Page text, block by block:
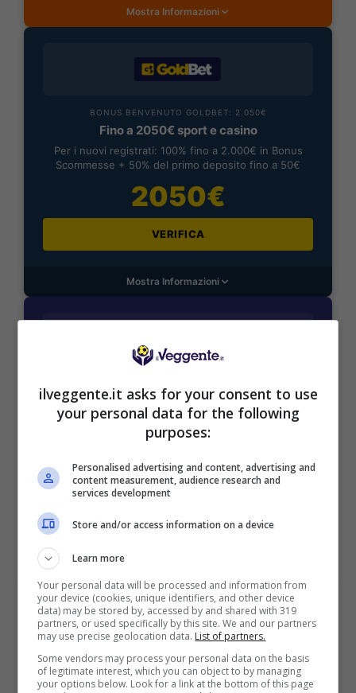
Mostra Informazioni
BONUS BENVENUTO GOLDBET: 2.050€
Fino a 2050€ sport e casino
Per i nuovi registrati: 100% fino a 2.000€ in Bonus
Scommesse + 50% del primo deposito fino a 50€
2050€
VERIFICA
Mostra Informazioni
Fino a 2050€ bonus scommesse e sport
Per i nuovi utenti della piattaforma: 100% fino a 50€ in
Bonus Scommesse + 100% fino a 2000€ in Bonus
2050€
VERIFICA
SNAI
Bonus Benvenuto Sport: fino a 1.000€
ilveggente.it asks for your consent to use
your personal data for the following
purposes:
Personalised advertising and content, advertising and
content measurement, audience research and
services development
Store and/or access information on a device
Learn more
Your personal data will be processed and information from
your device (cookies, unique identifiers, and other device
data) may be stored by, accessed by and shared with 319
partners, or used specifically by this site. We and our partners
may use precise geolocation data. List of partners.
Some vendors may process your personal data on the basis
of legitimate interest, which you can object to by managing
your options below. Look for a link at the bottom of this page